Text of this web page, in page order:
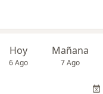
Hoy
6 Ago
Mañana
7 Ago